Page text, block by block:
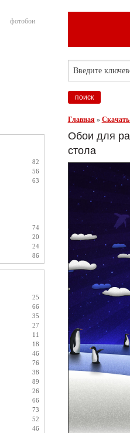
фотобои
82
56
63
74
20
24
86
25
66
35
27
11
18
46
76
38
89
26
66
73
52
46
Главная »
Обои для
стола